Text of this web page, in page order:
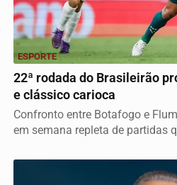
ESPORTE
22ª rodada do Brasileirão
e clássico carioca
Confronto entre Botafogo e
em semana repleta de partidas